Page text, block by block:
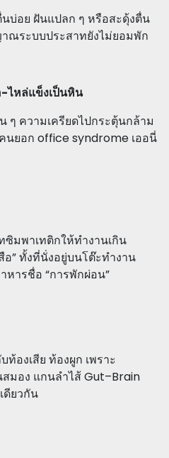
บ่อย ฝันแปลก ๆ หรือสะดุ้งตื่น
ระบบประสาทยังไม่ยอมพัก
-ไหล่แข็งเป็นหิน
ๆ ความเครียดไปกระตุ้นกล้าม
คนยอก office syndrome เออนี่
ซิมพาเทติกให้ทำงานเกิน
อ” ทั้งที่นั่งอยู่บนโต๊ะทำงาน
หารชื่อ “การพักผ่อน”
องเสีย ท้องผูก เพราะ
มอง แกนลำไส้ Gut–Brain
ดียวกัน